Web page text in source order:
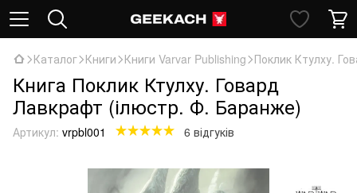
Каталог Книги Книги Varvar Publishing Поклик Ктулху.
Книга Поклик Ктулху. Говард
Лавкрафт (ілюстр. Ф. Баранже)
Артикул: vrpbl001 6 відгуків